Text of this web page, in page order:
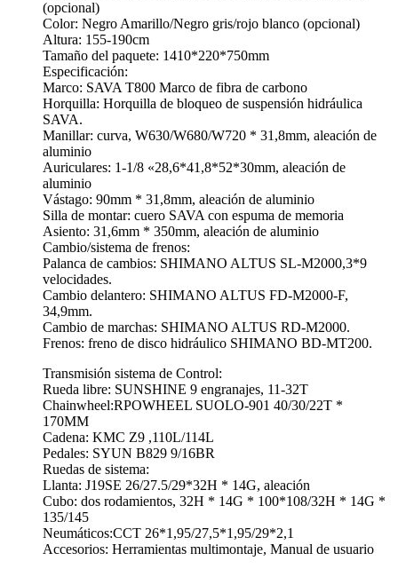
(opcional)
Color: Negro Amarillo/Negro gris/rojo blanco (opcional)
Altura: 155-190cm
Tamaño del paquete: 1410*220*750mm
Especificación:
Marco: SAVA T800 Marco de fibra de carbono
Horquilla: Horquilla de bloqueo de suspensión hidráulica
SAVA.
Manillar: curva, W630/W680/W720 * 31,8mm, aleación de
aluminio
Auriculares: 1-1/8 «28,6*41,8*52*30mm, aleación de
aluminio
Vástago: 90mm * 31,8mm, aleación de aluminio
Silla de montar: cuero SAVA con espuma de memoria
Asiento: 31,6mm * 350mm, aleación de aluminio
Cambio/sistema de frenos:
Palanca de cambios: SHIMANO ALTUS SL-M2000,3*9
velocidades.
Cambio delantero: SHIMANO ALTUS FD-M2000-F,
34,9mm.
Cambio de marchas: SHIMANO ALTUS RD-M2000.
Frenos: freno de disco hidráulico SHIMANO BD-MT200.
Transmisión sistema de Control:
Rueda libre: SUNSHINE 9 engranajes, 11-32T
Chainwheel:RPOWHEEL SUOLO-901 40/30/22T *
170MM
Cadena: KMC Z9 ,110L/114L
Pedales: SYUN B829 9/16BR
Ruedas de sistema:
Llanta: J19SE 26/27.5/29*32H * 14G, aleación
Cubo: dos rodamientos, 32H * 14G * 100*108/32H * 14G *
135/145
Neumáticos:CCT 26*1,95/27,5*1,95/29*2,1
Accesorios: Herramientas multimontaje, Manual de usuario